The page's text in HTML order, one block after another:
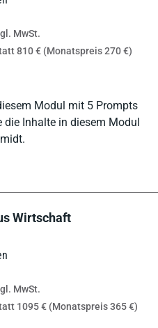
Modul mit 5 Prompts
die Inhalte in diesem Modul
MwSt.
810 € (Monatspreis 270 €)
Wirtschaft
MwSt.
1095 € (Monatspreis 365 €)